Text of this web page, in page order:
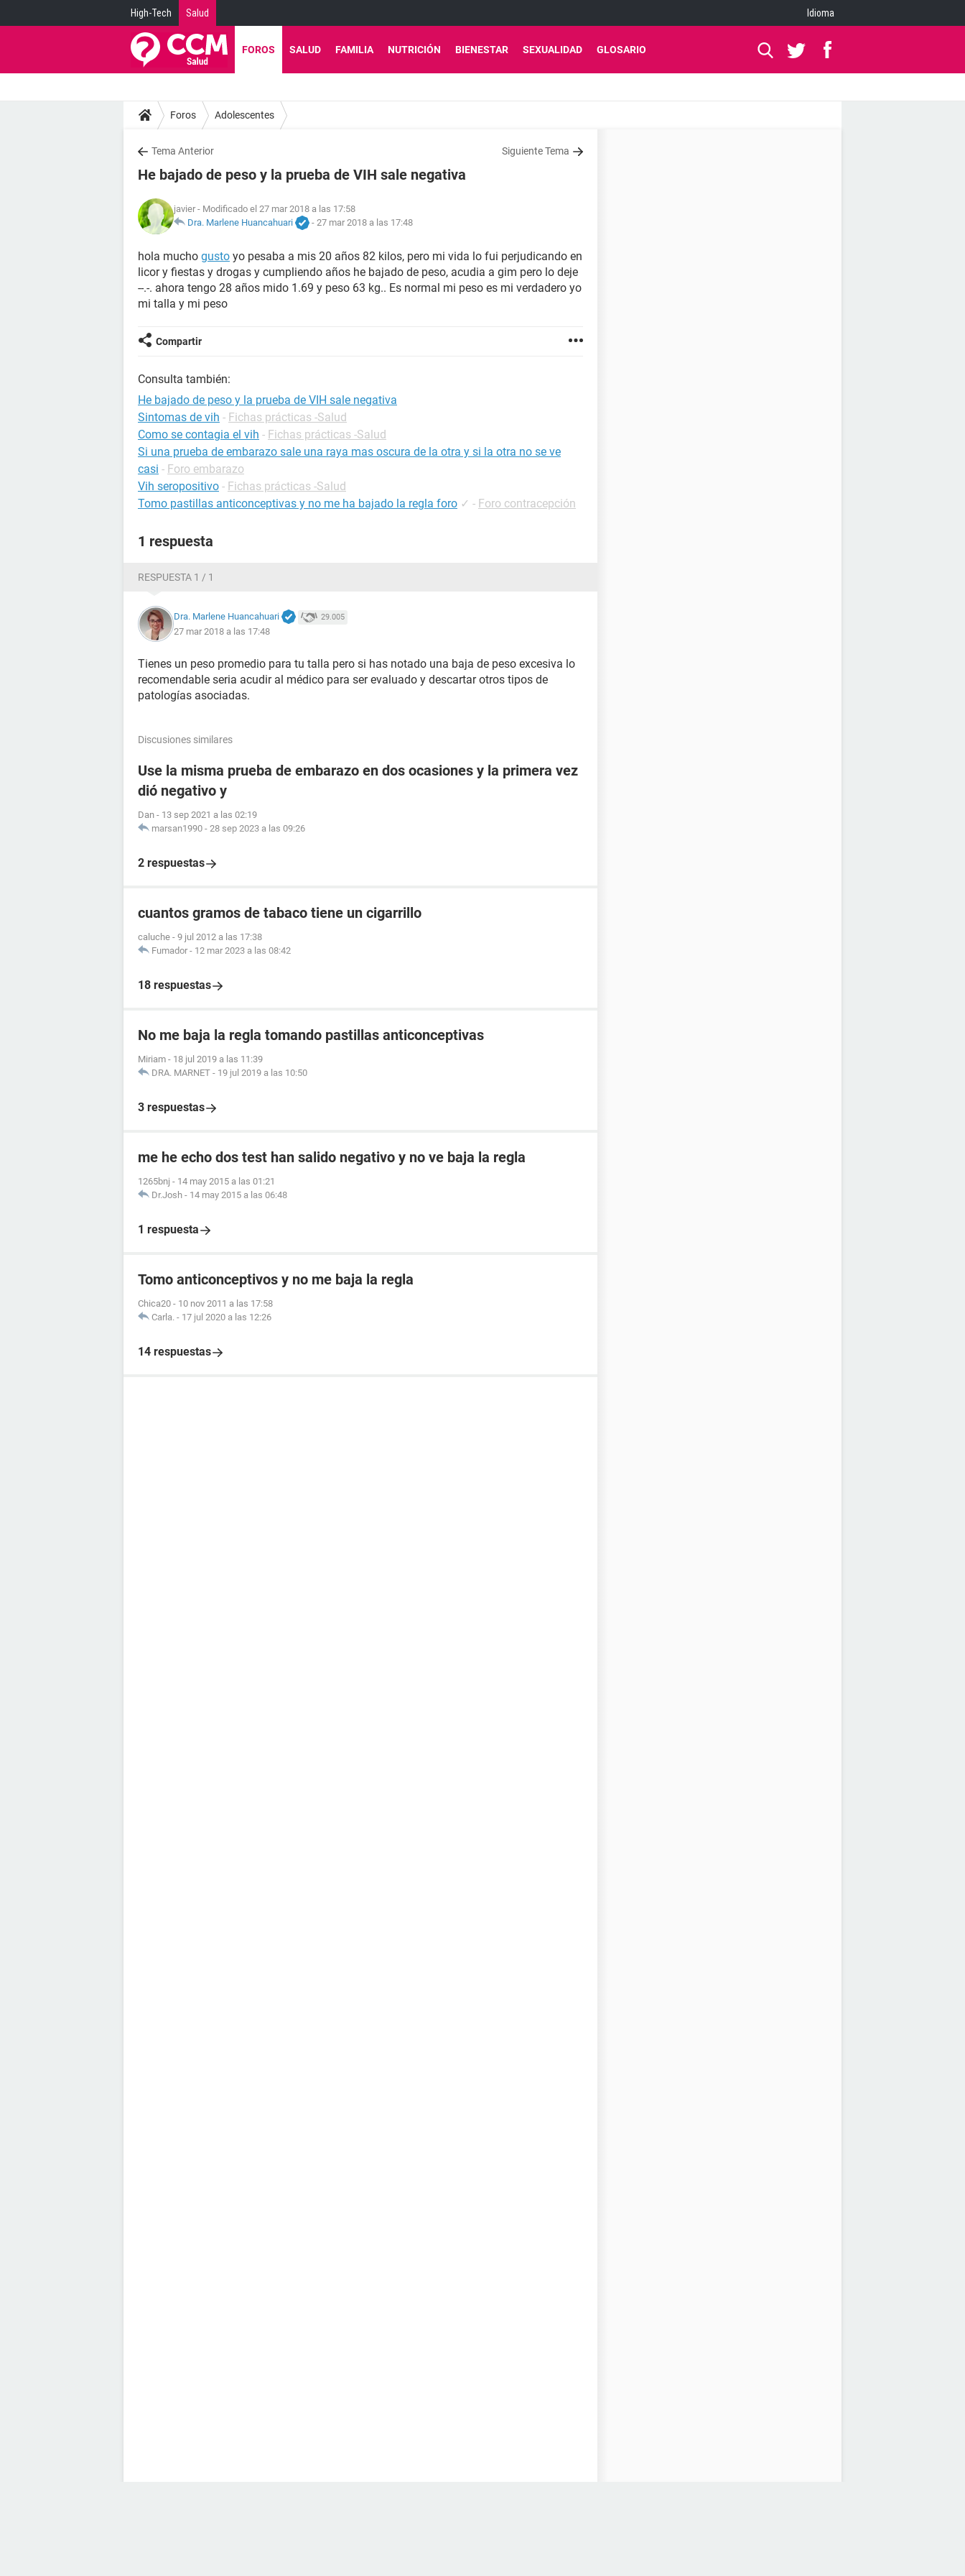
High-Tech Salud Idioma
FOROS SALUD FAMILIA NUTRICIÓN BIENESTAR SEXUALIDAD GLOSARIO
Foros Adolescentes
Tema Anterior Siguiente Tema
He bajado de peso y la prueba de VIH sale negativa
javier - Modificado el 27 mar 2018 a las 17:58
Dra. Marlene Huancahuari
- 27 mar 2018 a las 17:48
hola mucho gusto yo pesaba a mis 20 años 82 kilos, pero mi vida lo fui perjudicando en
licor y fiestas y drogas y cumpliendo años he bajado de peso, acudia a gim pero lo deje
--.-. ahora tengo 28 años mido 1.69 y peso 63 kg.. Es normal mi peso es mi verdadero yo
mi talla y mi peso
Compartir
Consulta también:
He bajado de peso y la prueba de VIH sale negativa
Sintomas de vih - Fichas prácticas -Salud
Como se contagia el vih - Fichas prácticas -Salud
Si una prueba de embarazo sale una raya mas oscura de la otra y si la otra no se ve
casi - Foro embarazo
Vih seropositivo - Fichas prácticas -Salud
Tomo pastillas anticonceptivas y no me ha bajado la regla foro ✓ - Foro contracepción
1 respuesta
RESPUESTA 1 / 1
Dra. Marlene Huancahuari 29.005
27 mar 2018 a las 17:48
Tienes un peso promedio para tu talla pero si has notado una baja de peso excesiva lo
recomendable seria acudir al médico para ser evaluado y descartar otros tipos de
patologías asociadas.
Discusiones similares
Use la misma prueba de embarazo en dos ocasiones y la primera vez
dió negativo y
Dan - 13 sep 2021 a las 02:19
marsan1990 - 28 sep 2023 a las 09:26
2 respuestas
cuantos gramos de tabaco tiene un cigarrillo
caluche - 9 jul 2012 a las 17:38
Fumador - 12 mar 2023 a las 08:42
18 respuestas
No me baja la regla tomando pastillas anticonceptivas
Miriam - 18 jul 2019 a las 11:39
DRA. MARNET - 19 jul 2019 a las 10:50
3 respuestas
me he echo dos test han salido negativo y no ve baja la regla
1265bnj - 14 may 2015 a las 01:21
Dr.Josh - 14 may 2015 a las 06:48
1 respuesta
Tomo anticonceptivos y no me baja la regla
Chica20 - 10 nov 2011 a las 17:58
Carla. - 17 jul 2020 a las 12:26
14 respuestas